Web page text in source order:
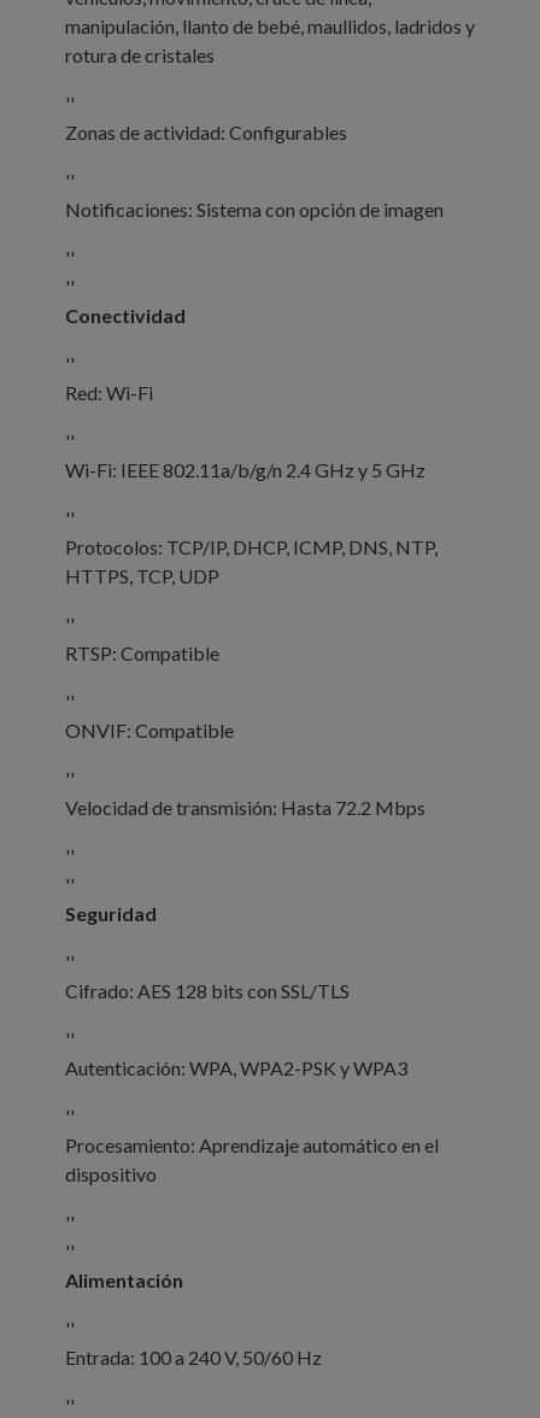
manipulación, llanto de bebé, maullidos, ladridos y
rotura de cristales
''
Zonas de actividad: Configurables
''
Notificaciones: Sistema con opción de imagen
''
''
Conectividad
''
Red: Wi-Fi
''
Wi-Fi: IEEE 802.11a/b/g/n 2.4 GHz y 5 GHz
''
Protocolos: TCP/IP, DHCP, ICMP, DNS, NTP,
HTTPS, TCP, UDP
''
RTSP: Compatible
''
ONVIF: Compatible
''
Velocidad de transmisión: Hasta 72.2 Mbps
''
''
Seguridad
''
Cifrado: AES 128 bits con SSL/TLS
''
Autenticación: WPA, WPA2-PSK y WPA3
''
Procesamiento: Aprendizaje automático en el
dispositivo
''
''
Alimentación
''
Entrada: 100 a 240 V, 50/60 Hz
''